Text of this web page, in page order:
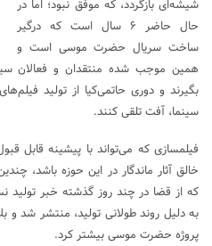
شیشه‌ای بازگردد، که موفق نبود؛ اما در
حال حاضر ۶ سال است که درگیر
ساخت سریالحضرت موسی است و
همین موجب شده منتقدان و فعالان
بگیرند و دوری حاتمی‌کیا از تولید
سینما، آفت تلقی کنند.
فیلمسازی که می‌تواند با پیشینه قابل
خالق آثار ماندگار در این حوزه باشد،
که از قضا در چند روز گذشته خبر تولید
به دلیل روند طولانی تولید، منتشر شد و
پروژه حضرت موسی بیشتر کرد.